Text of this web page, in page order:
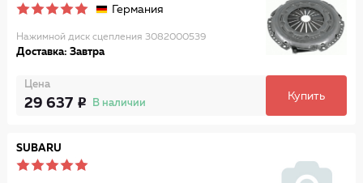
Германия
Нажимной диск сцепления 3082000539
Доставка: Завтра
Цена
29 637 В наличии
Купить
SUBARU